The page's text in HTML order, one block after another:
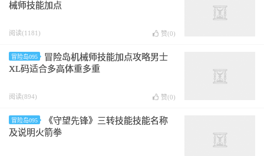
械师技能加点
阅读(1181) 赞(0)
冒险岛095
冒险岛机械师技能加点攻略男士
XL码适合多高体重多重
阅读(894) 赞(0)
冒险岛095
《守望先锋》三转技能技能名称
及说明火箭拳